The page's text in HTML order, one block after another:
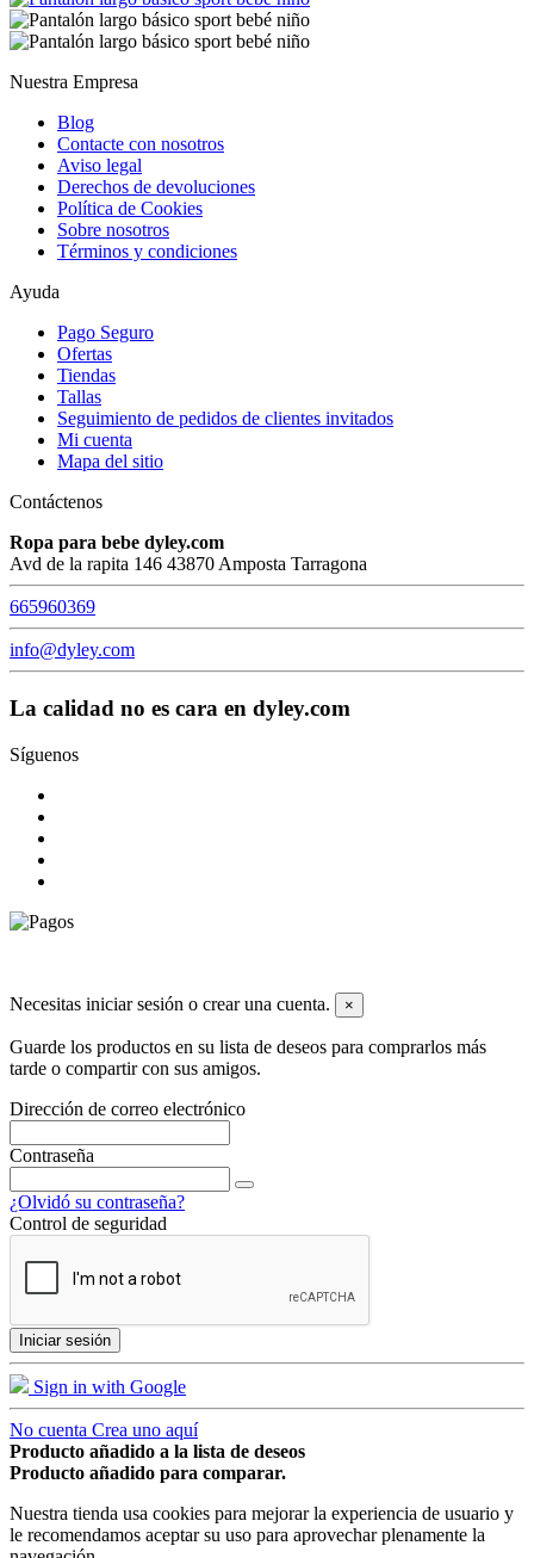
Nuestra Empresa
Blog
Contacte con nosotros
Aviso legal
Derechos de devoluciones
Política de Cookies
Sobre nosotros
Términos y condiciones
Ayuda
Pago Seguro
Ofertas
Tiendas
Tallas
Seguimiento de pedidos de clientes invitados
Mi cuenta
Mapa del sitio
Contáctenos
Ropa para bebe dyley.com
Avd de la rapita 146 43870 Amposta Tarragona
665960369
info@dyley.com
La calidad no es cara en dyley.com
Síguenos
Necesitas iniciar sesión o crear una cuenta. ×
Guarde los productos en su lista de deseos para comprarlos más
tarde o compartir con sus amigos.
Dirección de correo electrónico
Contraseña
¿Olvidó su contraseña?
Control de seguridad
Iniciar sesión
Sign in with Google
No cuenta Crea uno aquí
Producto añadido a la lista de deseos
Producto añadido para comparar.
Nuestra tienda usa cookies para mejorar la experiencia de usuario y
le recomendamos aceptar su uso para aprovechar plenamente la